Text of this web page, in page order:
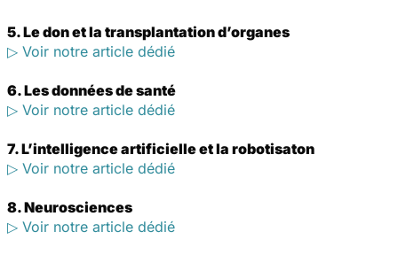
5. Le don et la transplantation d’organes
▷ Voir notre article dédié
6. Les données de santé
▷ Voir notre article dédié
7. L’intelligence artificielle et la robotisaton
▷ Voir notre article dédié
8. Neurosciences
▷ Voir notre article dédié